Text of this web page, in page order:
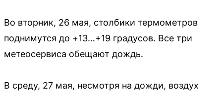
Во вторник, 26 мая, столбики термометров
поднимутся до +13…+19 градусов. Все три
метеосервиса обещают дождь.
В среду, 27 мая, несмотря на дожди, воздух